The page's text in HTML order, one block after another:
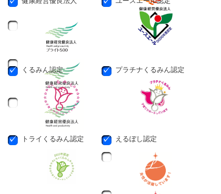
くるみん認定 プラチナくるみん認定
トライくるみん認定 えるぼし認定